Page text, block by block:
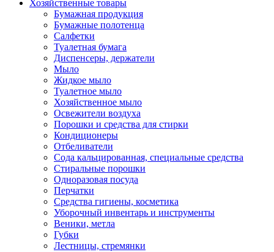
Хозяйственные товары
Бумажная продукция
Бумажные полотенца
Салфетки
Туалетная бумага
Диспенсеры, держатели
Мыло
Жидкое мыло
Туалетное мыло
Хозяйственное мыло
Освежители воздуха
Порошки и средства для стирки
Кондиционеры
Отбеливатели
Сода кальцированная, специальные средства
Стиральные порошки
Одноразовая посуда
Перчатки
Средства гигиены, косметика
Уборочный инвентарь и инструменты
Веники, метла
Губки
Лестницы, стремянки